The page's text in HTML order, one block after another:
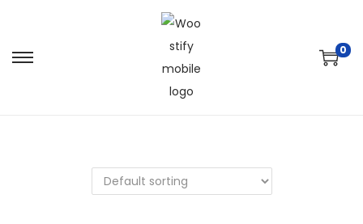
0